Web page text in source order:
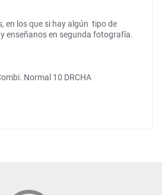
en los que si hay algún tipo de
enseñanos en segunda fotografía.
Normal 10 DRCHA